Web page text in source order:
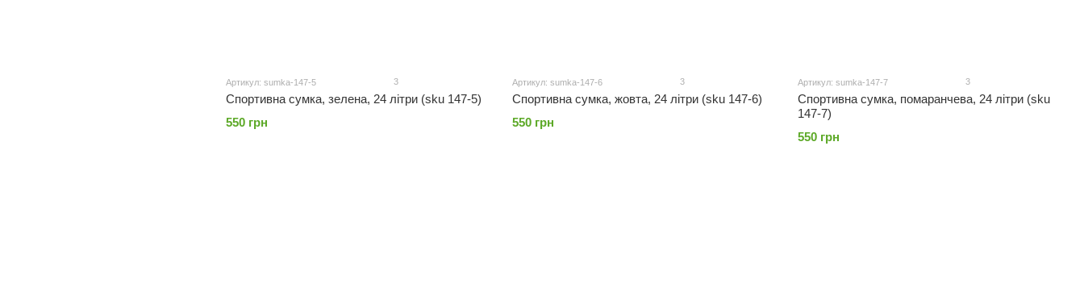
Артикул: sumka-147-5 3
Спортивна сумка, зелена, 24 літри (sku 147-5)
550 грн
Артикул: sumka-147-6 3
Спортивна сумка, жовта, 24 літри (sku 147-6)
550 грн
Артикул: sumka-147-7 3
Спортивна сумка, помаранчева, 24 літри (sku
147-7)
550 грн